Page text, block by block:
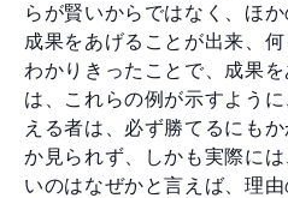
らが賢いからではなく、ほ
成果をあげることが出来、
わかりきったことで、成果
は、これらの例が示すよう
える者は、必ず勝てるにも
か見られず、しかも実際に
いのはなぜかと言えば、理